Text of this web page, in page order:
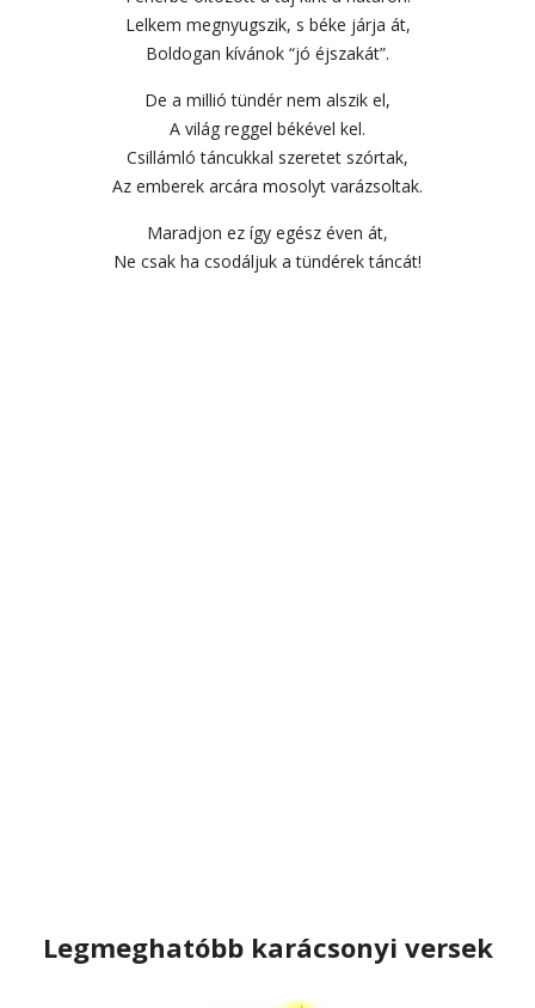
Lelkem megnyugszik, s béke járja át,
Boldogan kívánok “jó éjszakát”.
De a millió tündér nem alszik el,
A világ reggel békével kel.
Csillámló táncukkal szeretet szórtak,
Az emberek arcára mosolyt varázsoltak.
Maradjon ez így egész éven át,
Ne csak ha csodáljuk a tündérek táncát!
Legmeghatóbb karácsonyi versek